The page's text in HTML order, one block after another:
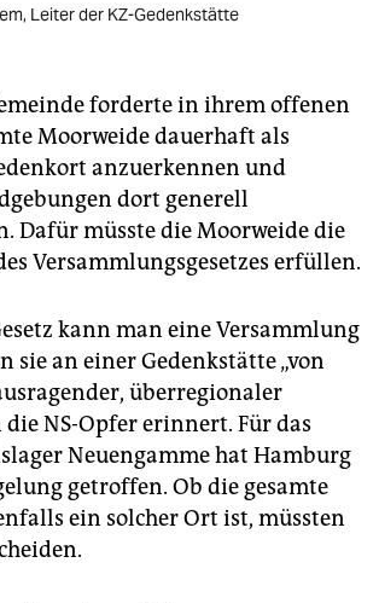
Leiter der KZ-Gedenkstätte
forderte in ihrem offenen
Moorweide dauerhaft als
anzuerkennen und
dort generell
Dafür müsste die Moorweide die
Versammlungsgesetzes erfüllen.
kann man eine Versammlung
sie an einer Gedenkstätte „von
überregionaler
die NS-Opfer erinnert. Für das
Neuengamme hat Hamburg
getroffen. Ob die gesamte
ein solcher Ort ist, müssten